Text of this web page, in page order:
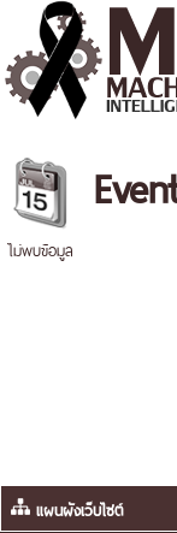
ไม่พบข้อมูล
แผนผังเว็บไซต์